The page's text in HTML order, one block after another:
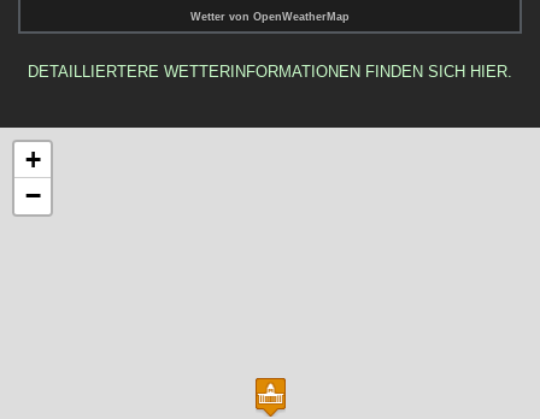
Wetter von OpenWeatherMap
DETAILLIERTERE WETTERINFORMATIONEN FINDEN SICH HIER.
+
−